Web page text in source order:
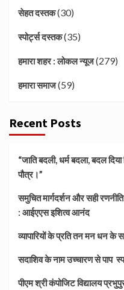
सेहत दस्तक(30)
स्पोर्ट्स दस्तक(35)
हमारा शहर : लोकल न्यूज(279)
हमारा समाज(59)
Recent Posts
“जाति बदली, धर्म बदला, बदल
पौत्र।”
समुचित मार्गदर्शन और सही
: आईएएस इशित्व आनंद
व्यापारियों के प्रति तन मन धन के
सदाशिव के नाम उच्चारण से पाप
पीएम श्री कंपोजिट विद्यालय